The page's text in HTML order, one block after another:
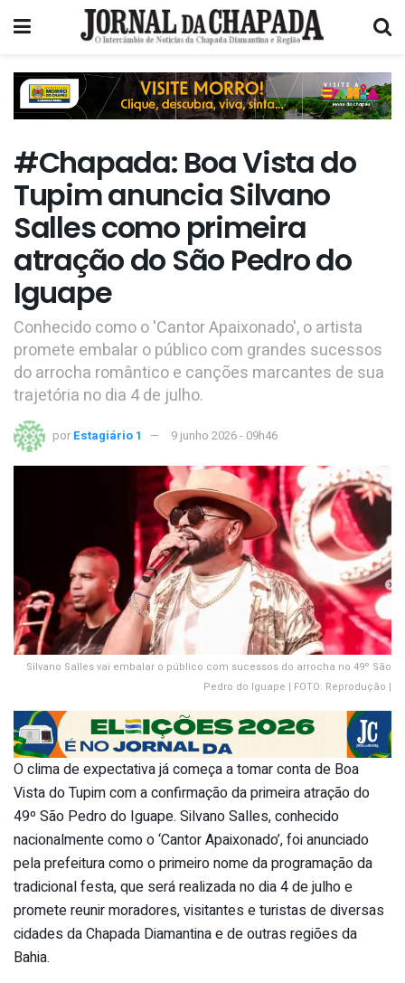
#Chapada: Boa Vista do
Tupim anuncia Silvano
Salles como primeira
atração do São Pedro do
Iguape
Conhecido como o 'Cantor Apaixonado', o artista
promete embalar o público com grandes sucessos
do arrocha romântico e canções marcantes de sua
trajetória no dia 4 de julho.
por Estagiário 1 9 junho 2026 - 09h46
Silvano Salles vai embalar o público com sucessos do arrocha no 49º São
Pedro do Iguape | FOTO: Reprodução |
O clima de expectativa já começa a tomar conta de Boa
Vista do Tupim com a confirmação da primeira atração do
49º São Pedro do Iguape. Silvano Salles, conhecido
nacionalmente como o ‘Cantor Apaixonado’, foi anunciado
pela prefeitura como o primeiro nome da programação da
tradicional festa, que será realizada no dia 4 de julho e
promete reunir moradores, visitantes e turistas de diversas
cidades da Chapada Diamantina e de outras regiões da
Bahia.